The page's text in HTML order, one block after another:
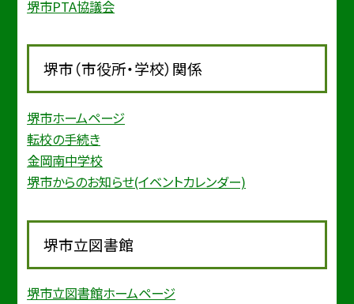
堺市PTA協議会
堺市（市役所・学校）関係
堺市ホームページ
転校の手続き
金岡南中学校
堺市からのお知らせ(イベントカレンダー)
堺市立図書館
堺市立図書館ホームページ